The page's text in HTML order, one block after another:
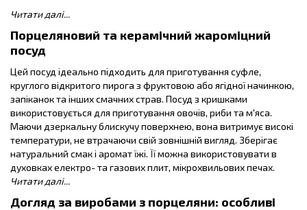
Читати далі...
Порцеляновий та керамічний жароміцний
посуд
Цей посуд ідеально підходить для приготування суфле,
круглого відкритого пирога з фруктовою або ягідної начинкою,
запіканок та інших смачних страв. Посуд з кришками
використовується для приготування овочів, риби та м'яса.
Маючи дзеркальну блискучу поверхнею, вона витримує високі
температури, не втрачаючи свій зовнішній вигляд. Зберігає
натуральний смак і аромат їжі. Її можна використовувати в
духовках електро- та газових плит, мікрохвильових печах.
Читати далі...
Догляд за виробами з порцеляни: особливі